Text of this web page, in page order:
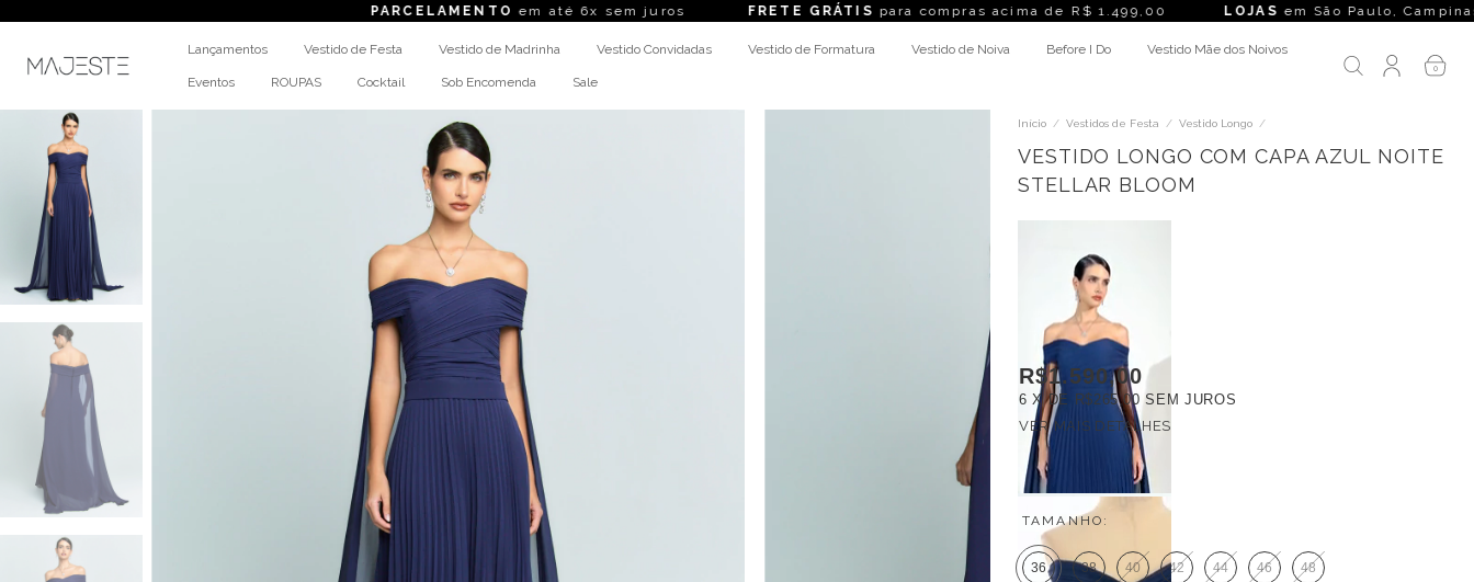
PARCELAMENTOem até 6x sem jurosFRETE GRÁTIS para compras acima de R$ 1.499,00LOJAS em São Paulo, Campinas, Rio de
Lançamentos Vestido de Festa Vestido de Madrinha Vestido Convidadas Vestido de Formatura Vestido de Noiva Before I Do Vestido Mãe dos Noivos
Eventos ROUPAS Cocktail Sob Encomenda Sale
0
Início / Vestidos de Festa / Vestido Longo /
VESTIDO LONGO COM CAPA AZUL NOITE
STELLAR BLOOM
R$1.590,00
6 X DE R$265,00 SEM JUROS
VER MAIS DETALHES
FRETE GRÁTIS
TAMANHO:
36 38 40 42 44 46 48